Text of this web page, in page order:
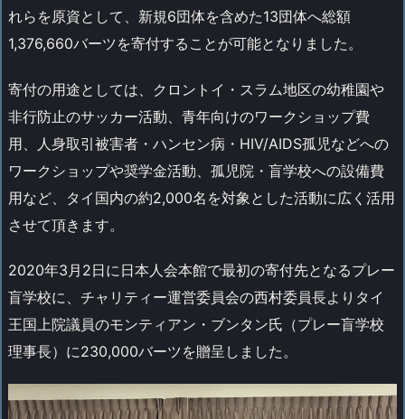
れらを原資として、新規6団体を含めた13団体へ総額
1,376,660バーツを寄付することが可能となりました。
寄付の用途としては、クロントイ・スラム地区の幼稚園や
非行防止のサッカー活動、青年向けのワークショップ費
用、人身取引被害者・ハンセン病・HIV/AIDS孤児などへの
ワークショップや奨学金活動、孤児院・盲学校への設備費
用など、タイ国内の約2,000名を対象とした活動に広く活用
させて頂きます。
2020年3月2日に日本人会本館で最初の寄付先となるプレー
盲学校に、チャリティー運営委員会の西村委員長よりタイ
王国上院議員のモンティアン・ブンタン氏（プレー盲学校
理事長）に230,000バーツを贈呈しました。